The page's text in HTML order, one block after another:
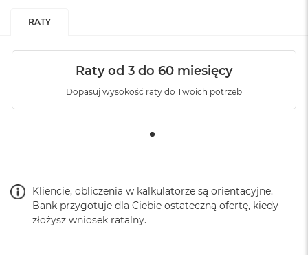
RATY
Raty od 3 do 60 miesięcy
Dopasuj wysokość raty do Twoich potrzeb
Kliencie, obliczenia w kalkulatorze są orientacyjne.
Bank przygotuje dla Ciebie ostateczną ofertę, kiedy
złożysz wniosek ratalny.